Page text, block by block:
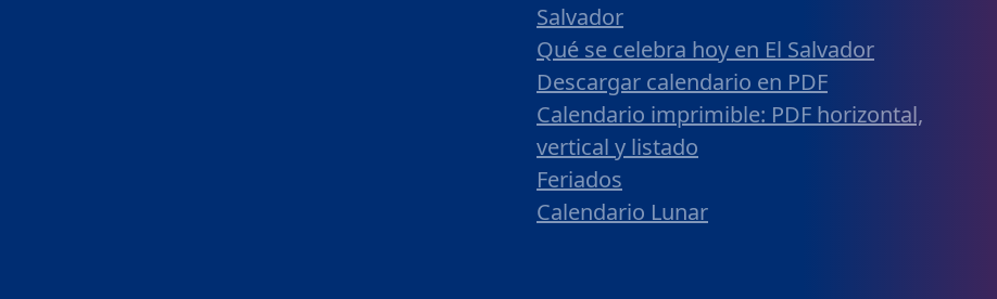
Salvador
Qué se celebra hoy en El Salvador
Descargar calendario en PDF
Calendario imprimible: PDF horizontal,
vertical y listado
Feriados
Calendario Lunar